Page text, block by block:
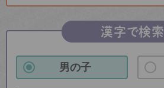
漢字で検索
男の子